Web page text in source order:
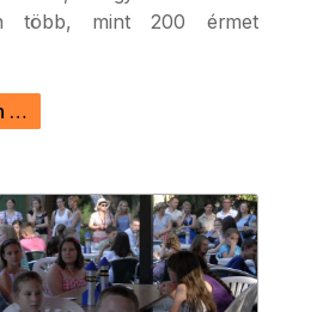
több, mint 200 érmet
…